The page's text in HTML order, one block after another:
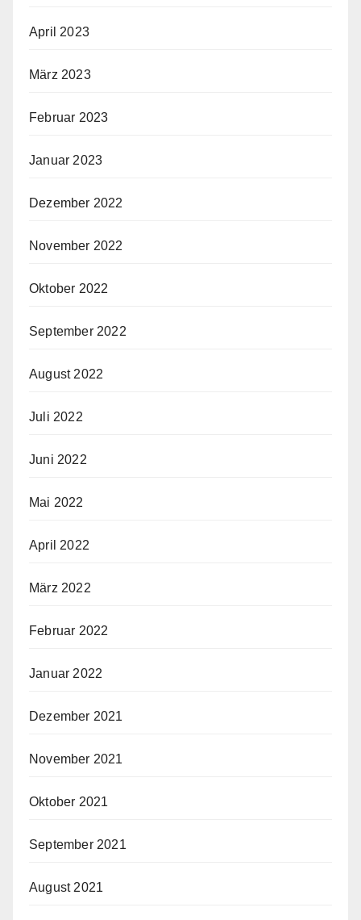
April 2023
März 2023
Februar 2023
Januar 2023
Dezember 2022
November 2022
Oktober 2022
September 2022
August 2022
Juli 2022
Juni 2022
Mai 2022
April 2022
März 2022
Februar 2022
Januar 2022
Dezember 2021
November 2021
Oktober 2021
September 2021
August 2021